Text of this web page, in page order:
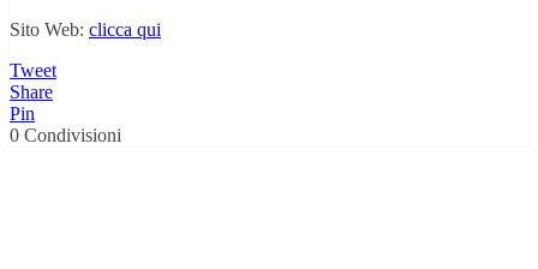
Sito Web: clicca qui
Tweet
Share
Pin
0 Condivisioni